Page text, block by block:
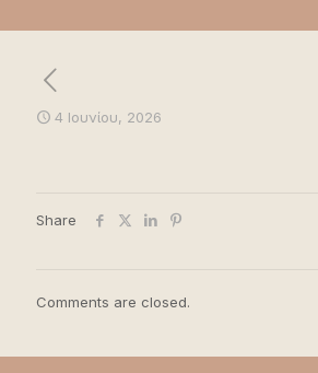
4 Ιουνίου, 2026
Share
Comments are closed.